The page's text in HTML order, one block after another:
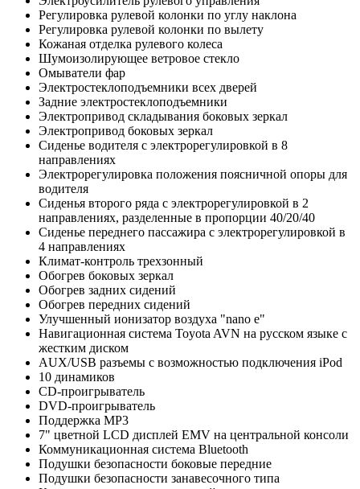
Регулировка рулевой колонки по углу наклона
Регулировка рулевой колонки по вылету
Кожаная отделка рулевого колеса
Шумоизолирующее ветровое стекло
Омыватели фар
Электростеклоподъемники всех дверей
Задние электростеклоподъемники
Электропривод складывания боковых зеркал
Электропривод боковых зеркал
Сиденье водителя с электрорегулировкой в 8
направлениях
Электрорегулировка положения поясничной опоры для
водителя
Сиденья второго ряда с электрорегулировкой в 2
направлениях, разделенные в пропорции 40/20/40
Сиденье переднего пассажира с электрорегулировкой в
4 направлениях
Климат-контроль трехзонный
Обогрев боковых зеркал
Обогрев задних сидений
Обогрев передних сидений
Улучшенный ионизатор воздуха "nano e"
Навигационная система Toyota AVN на русском языке с
жестким диском
AUX/USB разъемы с возможностью подключения iPod
10 динамиков
CD-проигрыватель
DVD-проигрыватель
Поддержка MP3
7" цветной LCD дисплей EMV на центральной консоли
Коммуникационная система Bluetooth
Подушки безопасности боковые передние
Подушки безопасности занавесочного типа